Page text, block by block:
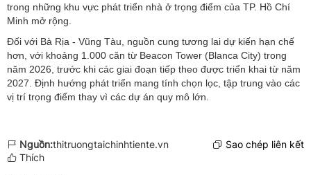
trong những khu vực phát triển nhà ở trọng điểm của TP. Hồ Chí
Minh mở rộng.
Đối với Bà Rịa - Vũng Tàu, nguồn cung tương lai dự kiến hạn chế
hơn, với khoảng 1.000 căn từ Beacon Tower (Blanca City) trong
năm 2026, trước khi các giai đoạn tiếp theo được triển khai từ năm
2027. Định hướng phát triển mang tính chọn lọc, tập trung vào các
vị trí trọng điểm thay vì các dự án quy mô lớn.
Nguồn:thitruongtaichinhtiente.vn
Sao chép liên kết
Thích